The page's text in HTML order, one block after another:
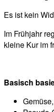
Es ist kein
Im Frühjahr
kleine Kur im
Basisch